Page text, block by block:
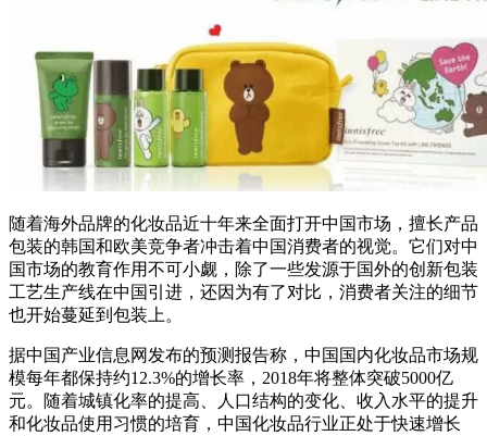
随着海外品牌的化妆品近十年来全面打开中国市场，擅长产品
包装的韩国和欧美竞争者冲击着中国消费者的视觉。它们对中
国市场的教育作用不可小觑，除了一些发源于国外的创新包装
工艺生产线在中国引进，还因为有了对比，消费者关注的细节
也开始蔓延到包装上。
据中国产业信息网发布的预测报告称，中国国内化妆品市场规
模每年都保持约12.3%的增长率，2018年将整体突破5000亿
元。随着城镇化率的提高、人口结构的变化、收入水平的提升
和化妆品使用习惯的培育，中国化妆品行业正处于快速增长